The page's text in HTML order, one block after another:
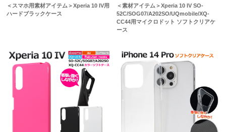
＜スマホ用素材アイテム＞Xperia 10 IV用
ハードブラックケース
＜素材アイテム＞Xperia 10 IV SO-
52C/SOG07/A202SO/UQmobile/XQ-
CC44用マイクロドット ソフトクリアケ
ース